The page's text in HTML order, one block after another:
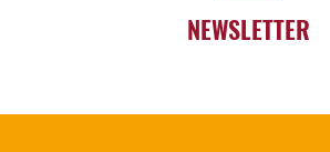
NEWSLETTER